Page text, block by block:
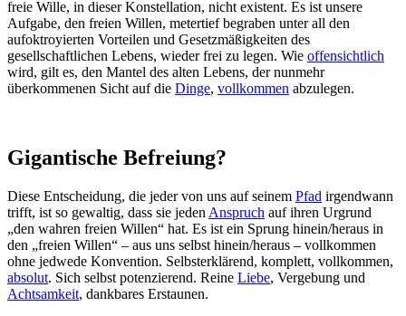
freie Wille, in dieser Konstellation, nicht existent. Es ist unsere
Aufgabe, den freien Willen, metertief begraben unter all den
aufoktroyierten Vorteilen und Gesetzmäßigkeiten des
gesellschaftlichen Lebens, wieder frei zu legen. Wie offensichtlich
wird, gilt es, den Mantel des alten Lebens, der nunmehr
überkommenen Sicht auf die Dinge, vollkommen abzulegen.
Gigantische Befreiung?
Diese Entscheidung, die jeder von uns auf seinem Pfad irgendwann
trifft, ist so gewaltig, dass sie jeden Anspruch auf ihren Urgrund
„den wahren freien Willen“ hat. Es ist ein Sprung hinein/heraus in
den „freien Willen“ – aus uns selbst hinein/heraus – vollkommen
ohne jedwede Konvention. Selbsterklärend, komplett, vollkommen,
absolut. Sich selbst potenzierend. Reine Liebe, Vergebung und
Achtsamkeit, dankbares Erstaunen.